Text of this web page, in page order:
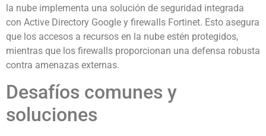
la nube implementa una solución de seguridad integrada
con Active Directory Google y firewalls Fortinet. Esto asegura
que los accesos a recursos en la nube estén protegidos,
mientras que los firewalls proporcionan una defensa robusta
contra amenazas externas.
Desafíos comunes y
soluciones